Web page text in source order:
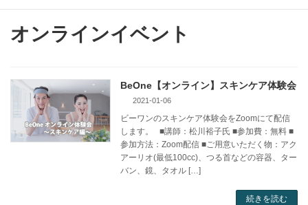
オンラインイベント
BeOne【オンライン】スキンケア体験会
2021-01-06
ビーワンのスキンケア体験会をZoomにて配信
します。 ■講師：松川裕子氏 ■参加費：無料 ■
参加方法：Zoom配信 ■ご用意いただく物：アク
アーリオ(最低100cc)、つる首などの容器、ター
バン、鏡、タオル […]
続きを読む